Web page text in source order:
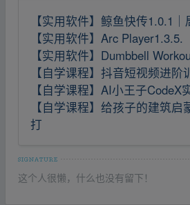
【实用软件】鲸鱼快传1.0.1
【实用软件】Arc Player1.3.5.
【实用软件】Dumbbell
【自学课程】抖音短视频进阶
【自学课程】AI小王子CodeX
【自学课程】给孩子的建筑
打
这个人很懒，什么也没有留下！